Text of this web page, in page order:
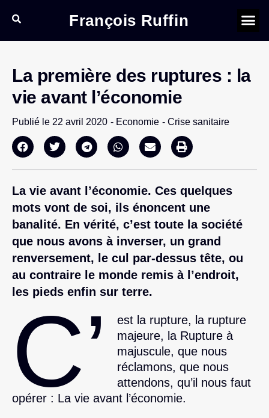
François Ruffin
La première des ruptures : la
vie avant l’économie
Publié le 22 avril 2020 - Economie - Crise sanitaire
La vie avant l’économie. Ces quelques
mots vont de soi, ils énoncent une
banalité. En vérité, c’est toute la société
que nous avons à inverser, un grand
renversement, le cul par-dessus tête, ou
au contraire le monde remis à l’endroit,
les pieds enfin sur terre.
C’
est la rupture, la rupture
majeure, la Rupture à
majuscule, que nous
réclamons, que nous
attendons, qu’il nous faut
opérer : La vie avant l’économie.